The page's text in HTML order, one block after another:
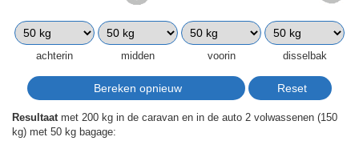
achterin midden voorin disselbak
Resultaat met 200 kg in de caravan en in de auto 2 volwassenen (150
kg) met 50 kg bagage: